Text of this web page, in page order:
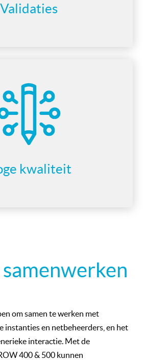
Validaties
kwaliteit
om samen te werken met
instanties en netbeheerders, en het
interactie. Met de
400 & 500 kunnen